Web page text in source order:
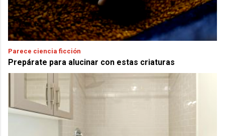
Parece ciencia ficción
Prepárate para alucinar con estas criaturas